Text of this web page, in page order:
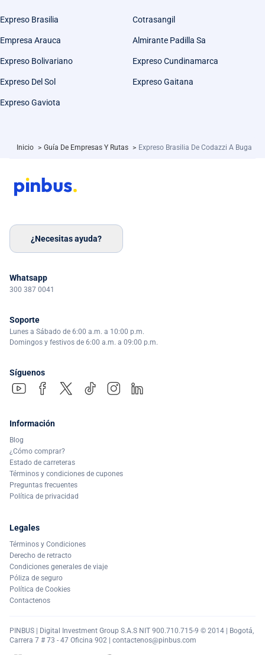
Expreso Brasilia Cotrasangil
Empresa Arauca Almirante Padilla Sa
Expreso Bolivariano Expreso Cundinamarca
Expreso Del Sol Expreso Gaitana
Expreso Gaviota
Inicio > Guía De Empresas Y Rutas > Expreso Brasilia De Codazzi A Buga
¿Necesitas ayuda?
Whatsapp
300 387 0041
Soporte
Lunes a Sábado de 6:00 a.m. a 10:00 p.m.
Domingos y festivos de 6:00 a.m. a 09:00 p.m.
Síguenos
Información
Blog
¿Cómo comprar?
Estado de carreteras
Términos y condiciones de cupones
Preguntas frecuentes
Política de privacidad
Legales
Términos y Condiciones
Derecho de retracto
Condiciones generales de viaje
Póliza de seguro
Política de Cookies
Contactenos
PINBUS | Digital Investment Group S.A.S NIT 900.710.715-9 © 2014 | Bogotá,
Carrera 7 # 73 - 47 Oficina 902 | contactenos@pinbus.com